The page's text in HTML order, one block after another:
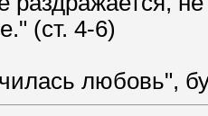
(ст. 4-6)
любовь",